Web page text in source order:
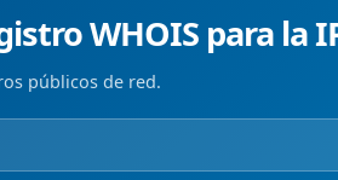
WHOIS para la
públicos de red.